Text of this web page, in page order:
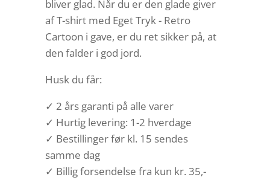
bliver glad. Når du er den glade giver
af T-shirt med Eget Tryk - Retro
Cartoon i gave, er du ret sikker på, at
den falder i god jord.
Husk du får:
✓ 2 års garanti på alle varer
✓ Hurtig levering: 1-2 hverdage
✓ Bestillinger før kl. 15 sendes
samme dag
✓ Billig forsendelse fra kun kr. 35,-